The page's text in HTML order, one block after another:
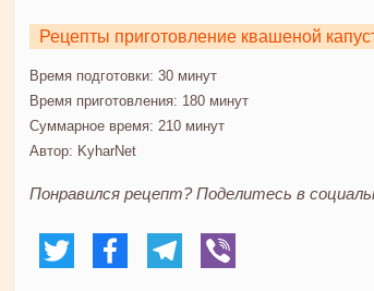
Рецепты приготовление квашеной
Время подготовки: 30 минут
Время приготовления: 180 минут
Суммарное время: 210 минут
Автор: KyharNet
Понравился рецепт? Поделитесь в